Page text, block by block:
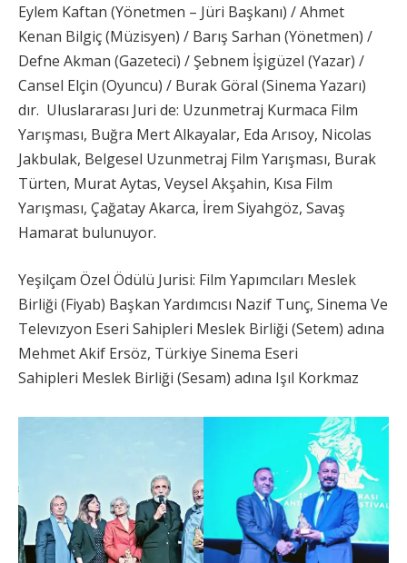
Eylem Kaftan (Yönetmen – Jüri Başkanı) / Ahmet
Kenan Bilgiç (Müzisyen) / Barış Sarhan (Yönetmen) /
Defne Akman (Gazeteci) / Şebnem İşigüzel (Yazar) /
Cansel Elçin (Oyuncu) / Burak Göral (Sinema Yazarı)
dır. Uluslararası Juri de: Uzunmetraj Kurmaca Film
Yarışması, Buğra Mert Alkayalar, Eda Arısoy, Nicolas
Jakbulak, Belgesel Uzunmetraj Film Yarışması, Burak
Türten, Murat Aytas, Veysel Akşahin, Kısa Film
Yarışması, Çağatay Akarca, İrem Siyahgöz, Savaş
Hamarat bulunuyor.
Yeşilçam Özel Ödülü Jurisi: Film Yapımcıları Meslek
Birliği (Fiyab) Başkan Yardımcısı Nazif Tunç, Sinema Ve
Televızyon Eseri Sahipleri Meslek Birliği (Setem) adına
Mehmet Akif Ersöz, Türkiye Sinema Eseri
Sahipleri Meslek Birliği (Sesam) adına Işıl Korkmaz